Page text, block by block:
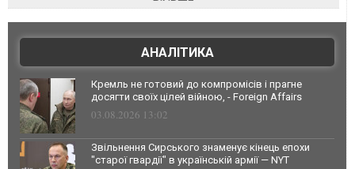
АНАЛІТИКА
Кремль не готовий до компромісів і прагне
досягти своїх цілей війною, - Foreign Affairs
03.08.2026 13:02
Звільнення Сирського знаменує кінець епохи
"старої гвардії" в українській армії — NYT